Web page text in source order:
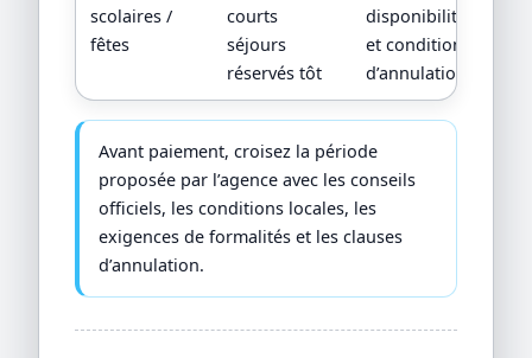
scolaires /
fêtes
courts
séjours
réservés tôt
disponibilités
et conditions
d’annulation
Avant paiement, croisez la période
proposée par l’agence avec les conseils
officiels, les conditions locales, les
exigences de formalités et les clauses
d’annulation.